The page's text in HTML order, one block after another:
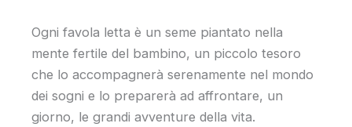
Ogni favola letta è un seme piantato nella
mente fertile del bambino, un piccolo tesoro
che lo accompagnerà serenamente nel mondo
dei sogni e lo preparerà ad affrontare, un
giorno, le grandi avventure della vita.